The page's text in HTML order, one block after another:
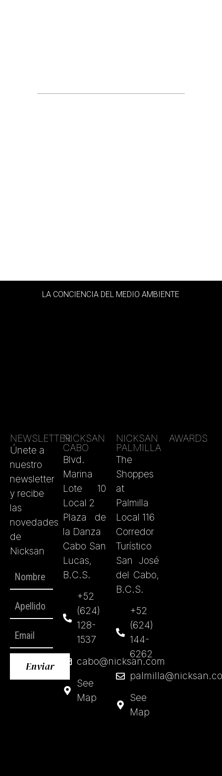
LA CONCIENCIA DEL MEDIO AMBIENTE
NEWSLETTER
Únete a
nuestro
newsletter
y recibe
las
novedades
de
Nicksan
Enviar
NICKSAN
CABO
Blvd.
Marina
Lote 10
Local 2
Plaza de
la Danza
Cabo San
Lucas,
B.C.S.
+52
(624)
128-
1537
cabo@nicksan.com
See
Map
NICKSAN
PALMILLA
The
Shoppes
at
Palmilla
Local 116
Corredor
Turístico
San José
del Cabo,
B.C.S.
+52
(624)
144-
6262
See
Map
AWARDS